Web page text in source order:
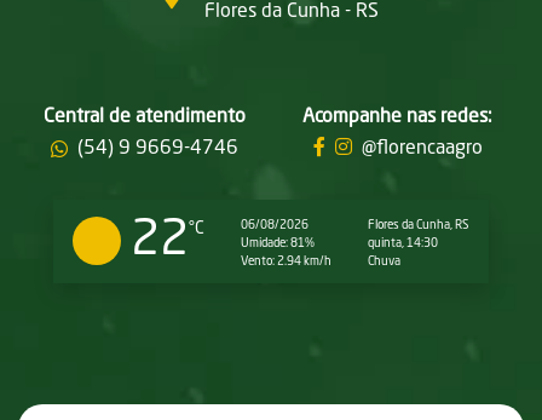
Flores da Cunha - RS
Central de atendimento
Acompanhe nas redes:
(54) 9 9669-4746
@florencaagro
22 °C
06/08/2026
Umidade: 81%
Vento: 2.94 km/h
Flores da Cunha, RS
quinta, 14:30
Chuva